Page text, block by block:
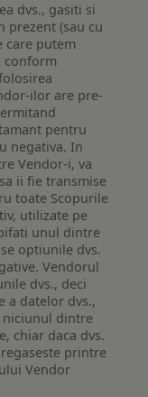
dvs., gasiti si
prezent (sau cu
care putem
conform
ilor are pre-
pentru
negativa. In
Vendor-i, va
ii fie transmise
toate Scopurile
utilizate pe
unul dintre
optiunile dvs.
Vendorul
dvs., deci
a datelor dvs.,
niciunul dintre
chiar daca dvs.
printre
Vendor